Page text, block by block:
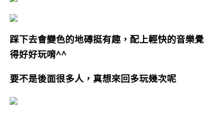
踩下去會變色的地磚挺有趣，配上輕快的音樂覺
得好好玩唷^^
要不是後面很多人，真想來回多玩幾次呢